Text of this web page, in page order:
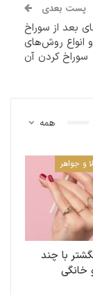
پست بعدی
بعد از سوراخ
انواع روش‌های
سوراخ کردن آن
همه
و جواهر
با چند
خانگی